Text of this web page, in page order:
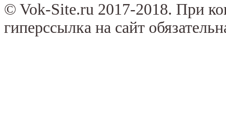
© Vok-Site.ru 2017-2018. При
гиперссылка на сайт